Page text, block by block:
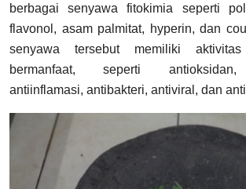
berbagai senyawa fitokimia seperti
flavonol, asam palmitat, hyperin, dan
senyawa tersebut memiliki
bermanfaat, seperti antioksidan,
antiinflamasi, antibakteri, antiviral, dan